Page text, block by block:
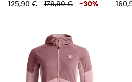
125,90 € 179,90 € -30%